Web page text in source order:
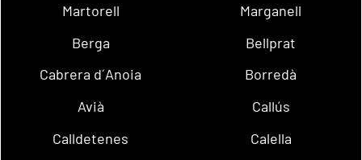
Martorell
Marganell
Berga
Bellprat
Cabrera d´Anoia
Borredà
Avià
Callús
Calldetenes
Calella